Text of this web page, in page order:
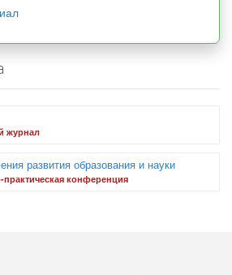
журнал
развития образования и науки
конференция